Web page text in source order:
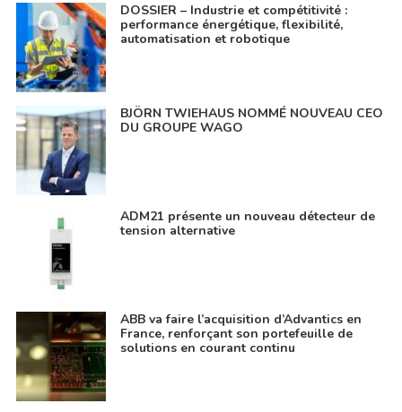
DOSSIER – Industrie et compétitivité :
performance énergétique, flexibilité,
automatisation et robotique
BJÖRN TWIEHAUS NOMMÉ NOUVEAU CEO
DU GROUPE WAGO
ADM21 présente un nouveau détecteur de
tension alternative
ABB va faire l’acquisition d’Advantics en
France, renforçant son portefeuille de
solutions en courant continu